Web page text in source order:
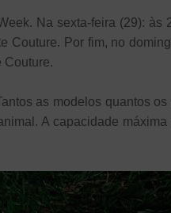
Na sexta-feira (29): às
Couture. Por fim, no
Couture.
as modelos quantos
A capacidade